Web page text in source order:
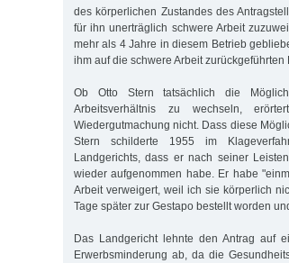
des körperlichen Zustandes des
für ihn unerträglich schwere Arbeit
mehr als 4 Jahre in diesem Betrieb
ihm auf die schwere Arbeit
Ob Otto Stern tatsächlich die
Arbeitsverhältnis zu wechseln,
Wiedergutmachung nicht. Dass diese
Stern schilderte 1955 im
Landgerichts, dass er nach seiner
wieder aufgenommen habe. Er habe
Arbeit verweigert, weil ich sie körperlich
Tage später zur Gestapo bestellt worden
Das Landgericht lehnte den Antrag auf
Erwerbsminderung ab, da die